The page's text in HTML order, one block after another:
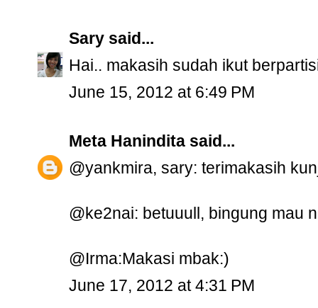
Sary said...
Hai.. makasih sudah ikut
June 15, 2012 at 6:49 PM
Meta Hanindita said...
@yankmira, sary: terimakasih
@ke2nai: betuuull, bingung mau
@Irma:Makasi mbak:)
June 17, 2012 at 4:31 PM